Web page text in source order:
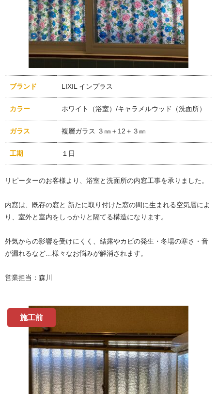
ブランド LIXIL インプラス
カラー ホワイト（浴室）/キャラメルウッド（洗面所）
ガラス 複層ガラス ３㎜＋12＋３㎜
工期 １日
リピーターのお客様より、浴室と洗面所の内窓工事を承りました。
内窓は、既存の窓と 新たに取り付けた窓の間に生まれる空気層によ
り、室外と室内をしっかりと隔てる構造になります。
外気からの影響を受けにくく、結露やカビの発生・冬場の寒さ・音
が漏れるなど…様々なお悩みが解消されます。
営業担当：森川
施工前